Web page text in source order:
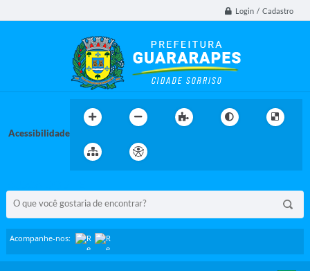
Login / Cadastro
Acessibilidade
Acompanhe-nos: